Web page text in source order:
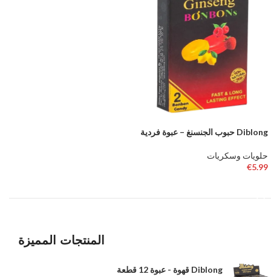
Diblong حبوب الجنسنغ – عبوة فردية
حلويات وسكريات
€5.99
المنتجات المميزة
Diblong قهوة - عبوة 12 قطعة